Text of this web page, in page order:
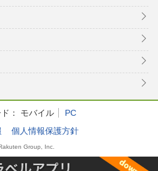
： モバイル
PC
個人情報保護方針
Group, Inc.